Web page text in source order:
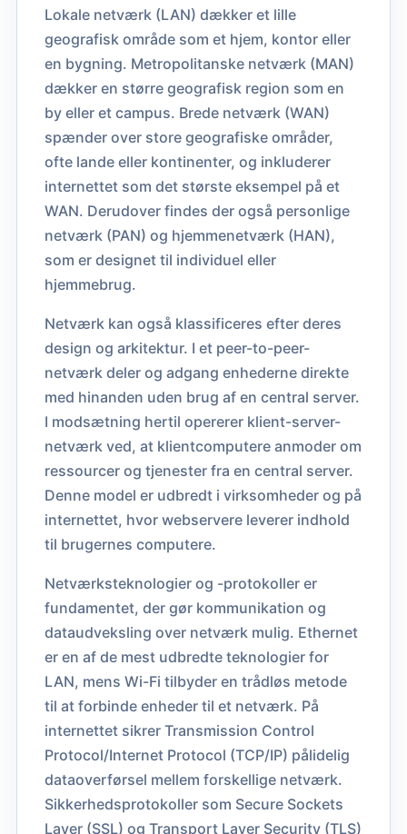
Lokale netværk (LAN) dækker et lille
geografisk område som et hjem, kontor eller
en bygning. Metropolitanske netværk (MAN)
dækker en større geografisk region som en
by eller et campus. Brede netværk (WAN)
spænder over store geografiske områder,
ofte lande eller kontinenter, og inkluderer
internettet som det største eksempel på et
WAN. Derudover findes der også personlige
netværk (PAN) og hjemmenetværk (HAN),
som er designet til individuel eller
hjemmebrug.
Netværk kan også klassificeres efter deres
design og arkitektur. I et peer-to-peer-
netværk deler og adgang enhederne direkte
med hinanden uden brug af en central server.
I modsætning hertil opererer klient-server-
netværk ved, at klientcomputere anmoder om
ressourcer og tjenester fra en central server.
Denne model er udbredt i virksomheder og på
internettet, hvor webservere leverer indhold
til brugernes computere.
Netværksteknologier og -protokoller er
fundamentet, der gør kommunikation og
dataudveksling over netværk mulig. Ethernet
er en af de mest udbredte teknologier for
LAN, mens Wi-Fi tilbyder en trådløs metode
til at forbinde enheder til et netværk. På
internettet sikrer Transmission Control
Protocol/Internet Protocol (TCP/IP) pålidelig
dataoverførsel mellem forskellige netværk.
Sikkerhedsprotokoller som Secure Sockets
Layer (SSL) og Transport Layer Security (TLS)